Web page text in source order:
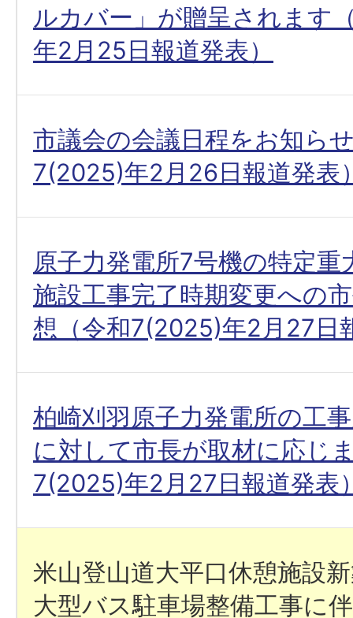
ルカバー」が贈呈されます
年2月25日報道発表）
市議会の会議日程をお知ら
7(2025)年2月26日報道発表
原子力発電所7号機の特定重
施設工事完了時期変更への
想（令和7(2025)年2月27日
柏崎刈羽原子力発電所の工
に対して市長が取材に応じ
7(2025)年2月27日報道発表
米山登山道大平口休憩施設
大型バス駐車場整備工事に